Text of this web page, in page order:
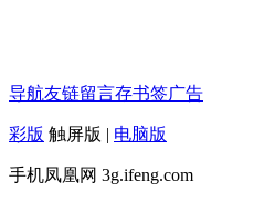
导航友链留言存书签广告
彩版 触屏版 | 电脑版
手机凤凰网 3g.ifeng.com